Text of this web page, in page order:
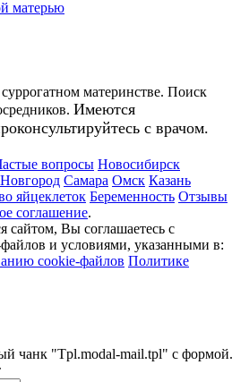
матерью
материнстве. Поиск
Имеются
с врачом.
вопросы Новосибирск
Самара Омск Казань
яйцеклеток Беременность Отзывы
соглашение.
сайтом, Вы соглашаетесь с
и условиями, указанными в:
cookie-файлов Политике
чанк "Tpl.modal-mail.tpl" с формой.